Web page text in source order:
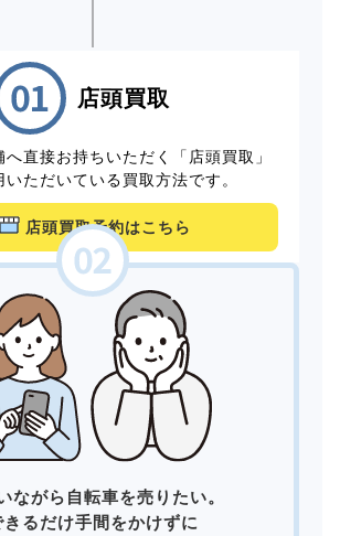
店頭買取
へ直接お持ちいただく「店頭買取」
ただいている買取方法です。
店頭買取予約はこちら
ながら自転車を売りたい。
きるだけ手間をかけずに